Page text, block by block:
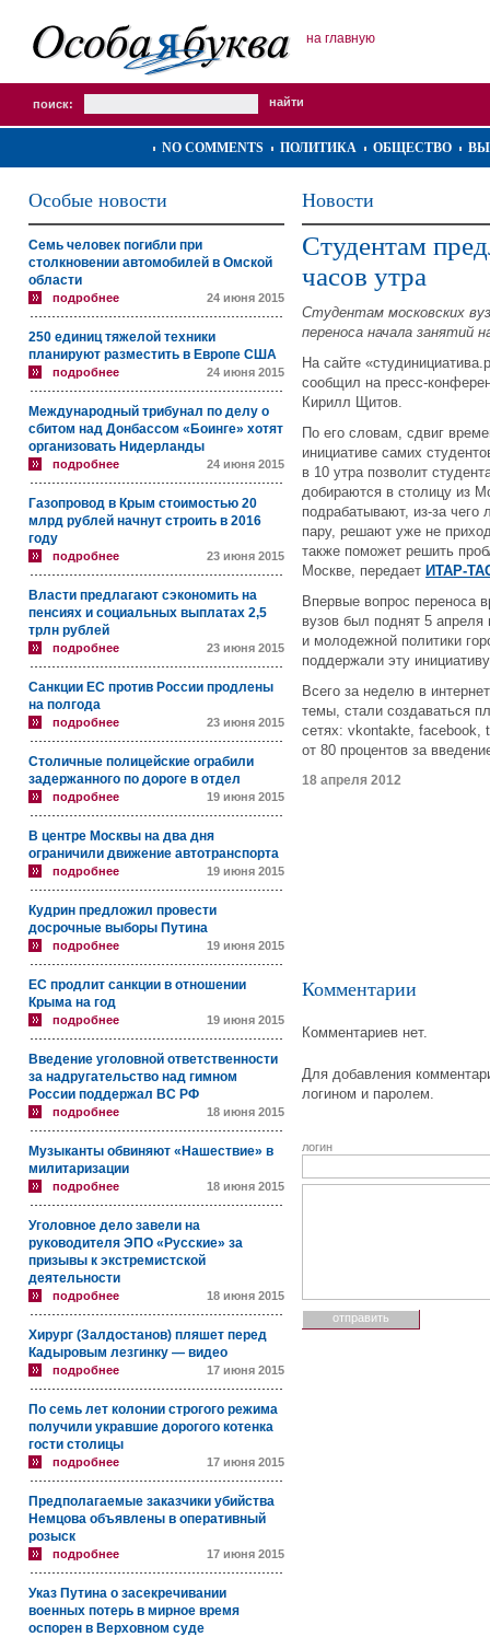
на главную
поиск:
NO COMMENTS ПОЛИТИКА ОБЩЕСТВО
Особые новости
Семь человек погибли при
столкновении автомобилей в Омской
области
подробнее 24 июня 2015
250 единиц тяжелой техники
планируют разместить в Европе США
подробнее 24 июня 2015
Международный трибунал по делу о
сбитом над Донбассом «Боинге» хотят
организовать Нидерланды
подробнее 24 июня 2015
Газопровод в Крым стоимостью 20
млрд рублей начнут строить в 2016
году
подробнее 23 июня 2015
Власти предлагают сэкономить на
пенсиях и социальных выплатах 2,5
трлн рублей
подробнее 23 июня 2015
Санкции ЕС против России продлены
на полгода
подробнее 23 июня 2015
Столичные полицейские ограбили
задержанного по дороге в отдел
подробнее 19 июня 2015
В центре Москвы на два дня
ограничили движение автотранспорта
подробнее 19 июня 2015
Кудрин предложил провести
досрочные выборы Путина
подробнее 19 июня 2015
ЕС продлит санкции в отношении
Крыма на год
подробнее 19 июня 2015
Введение уголовной ответственности
за надругательство над гимном
России поддержал ВС РФ
подробнее 18 июня 2015
Музыканты обвиняют «Нашествие» в
милитаризации
подробнее 18 июня 2015
Уголовное дело завели на
руководителя ЭПО «Русские» за
призывы к экстремистской
деятельности
подробнее 18 июня 2015
Хирург (Залдостанов) пляшет перед
Кадыровым лезгинку — видео
подробнее 17 июня 2015
По семь лет колонии строгого режима
получили укравшие дорогого котенка
гости столицы
подробнее 17 июня 2015
Предполагаемые заказчики убийства
Немцова объявлены в оперативный
розыск
подробнее 17 июня 2015
Указ Путина о засекречивании
военных потерь в мирное время
оспорен в Верховном суде
Новости
Студентам
часов утра
Студентам московских
переноса начала занятий
На сайте
сообщил на пресс-
Кирилл Щитов.
По его словам, сдвиг
инициативе самих
в 10 утра позволит
добираются в столицу из
подрабатывают, из-за
пару, решают уже не
также поможет решить
Москве, передает ИТАР-
Впервые вопрос переноса
вузов был поднят 5
и молодежной политики
поддержали эту
Всего за неделю в
темы, стали создаваться
сетях: vkontakte, facebook,
от 80 процентов за
18 апреля 2012
Комментарии
Комментариев нет.
Для добавления
логином и паролем.
логин